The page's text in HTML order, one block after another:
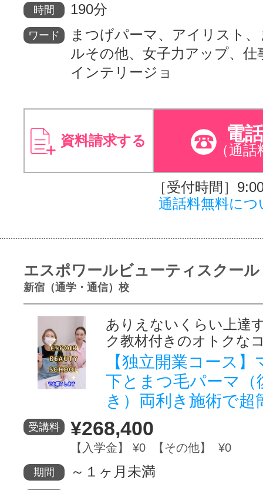
時間 190分
ワード
まつげパーマ、アイリスト
ルその他、女子力アップ、仕
インテリージョ
資料請求する 電
（通話
［受付時間］
通話料無料につ
エスポワールビューティスクール
新宿（通学・通信）校
ありえないくらい上達
ク教材付きのオトクな
【独立開業コース
下とまつ毛パーマ（
き）両利き施術で超
受講料 ¥268,400
【入学金】 ¥0 【その他】 ¥0
期間
～１ヶ月未満